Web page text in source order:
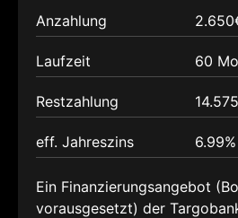
Anzahlung
Laufzeit 60
Restzahlung
eff. Jahreszins 6.99%
Ein Finanzierungsangebot
vorausgesetzt) der